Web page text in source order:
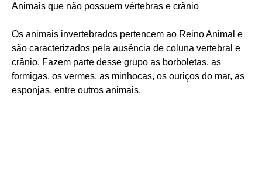
Animais que não possuem vértebras e crânio
Os animais invertebrados pertencem ao Reino Animal e
são caracterizados pela ausência de coluna vertebral e
crânio. Fazem parte desse grupo as borboletas, as
formigas, os vermes, as minhocas, os ouriços do mar, as
esponjas, entre outros animais.